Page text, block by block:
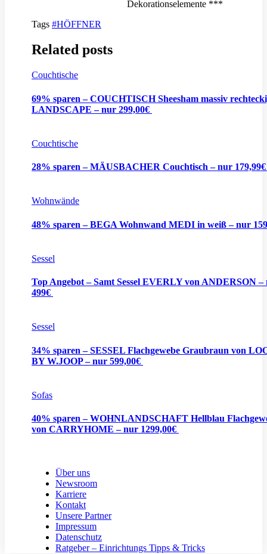
Dekorationselemente ***
Tags #HÖFFNER
Related posts
Couchtische
69% sparen – COUCHTISCH Sheesham massiv
LANDSCAPE – nur 299,00€
Couchtische
28% sparen – MÄUSBACHER Couchtisch – nur
Wohnwände
48% sparen – BEGA Wohnwand MEDI in weiß – nur
Sessel
Top Angebot – Samt Sessel EVERLY von ANDERSON –
499€
Sessel
34% sparen – SESSEL Flachgewebe Graubraun von
BY W.JOOP – nur 599,00€
Sofas
40% sparen – WOHNLANDSCHAFT Hellblau
von CARRYHOME – nur 1299,00€
Über uns
Newsroom
Karriere
Kontakt
Unsere Partner
Impressum
Datenschutz
Ratgeber – Einrichtungs Tipps & Tricks